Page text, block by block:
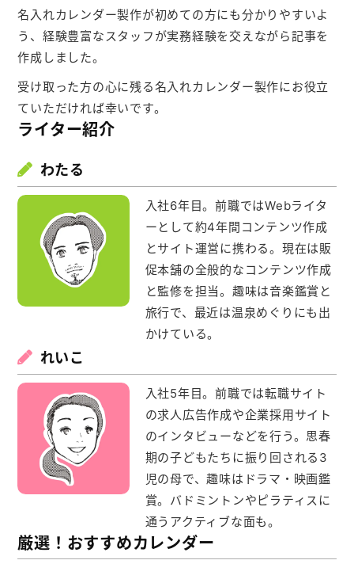
会社概要
カイロ本舗
キャンディー本舗
ボックスティッシュ本舗
メモ帳本舗
クリアファイル本舗
ウェットティッシュ本舗
うちわ本舗
扇子本舗
ノベルティグッズ本舗
名入れカレンダー製作が初めての方にも分かりやすいよ
う、経験豊富なスタッフが実務経験を交えながら記事を
作成しました。
受け取った方の心に残る名入れカレンダー製作にお役立
ていただければ幸いです。
ライター紹介
わたる
入社6年目。前職ではWebライタ
ーとして約4年間コンテンツ作成
とサイト運営に携わる。現在は販
促本舗の全般的なコンテンツ作成
と監修を担当。趣味は音楽鑑賞と
旅行で、最近は温泉めぐりにも出
かけている。
れいこ
入社5年目。前職では転職サイト
の求人広告作成や企業採用サイト
のインタビューなどを行う。思春
期の子どもたちに振り回される3
児の母で、趣味はドラマ・映画鑑
賞。バドミントンやピラティスに
通うアクティブな面も。
厳選！おすすめカレンダー